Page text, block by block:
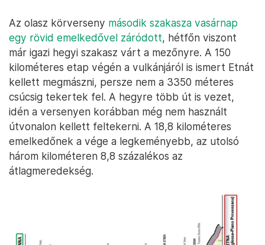
Az olasz körverseny második szakasza vasárnap
egy rövid emelkedővel záródott, hétfőn viszont
már igazi hegyi szakasz várt a mezőnyre. A 150
kilométeres etap végén a vulkánjáról is ismert Etnát
kellett megmászni, persze nem a 3350 méteres
csúcsig tekertek fel. A hegyre több út is vezet,
idén a versenyen korábban még nem használt
útvonalon kellett feltekerni. A 18,8 kilométeres
emelkedőnek a vége a legkeményebb, az utolsó
három kilométeren 8,8 százalékos az
átlagmeredekség.